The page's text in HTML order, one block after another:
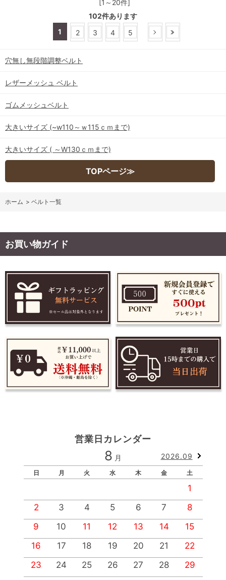
[1～20件]
102件あります
1
2 3 4 5
穴無し無段階調整ベルト
レザーメッシュ ベルト
ゴムメッシュベルト
大きいサイズ (~w110～ｗ115ｃｍまで)
大きいサイズ ( ～W130ｃｍまで)
TOPページ≫
ホーム > ベルト一覧
お買い物ガイド
営業日カレンダー
8 月 2026.09
日 月 火 水 木 金 土
1
2
3 4 5 6 7
8
9
10 11 12 13 14
15
16
17 18 19 20 21
22
23
24 25 26 27 28 29